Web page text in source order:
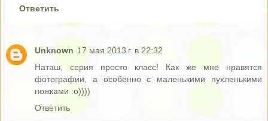
Ответить
Unknown 17 мая 2013 г. в 22:32
Наташ, серия просто класс! Как же мне нравятся
фотографии, а особенно с маленькими пухленькими
ножками :о))))
Ответить